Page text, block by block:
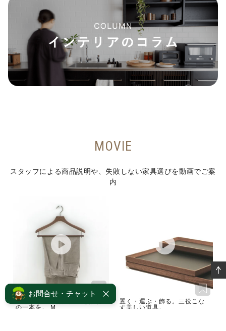
MOVIE
スタッフによる商品説明や、失敗しない家具選びを動画でご案
内
シワのない一着に、こだわり
の一本を。 M...
置く・運ぶ・飾る。三役こな
す美しい道具。...
お問合せ・チャット